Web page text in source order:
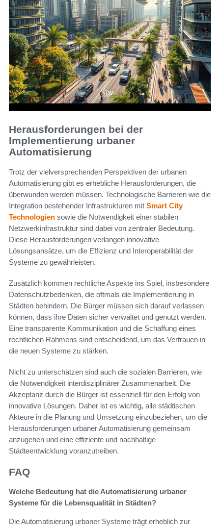
Herausforderungen bei der
Implementierung urbaner
Automatisierung
Trotz der vielversprechenden Perspektiven der urbanen
Automatisierung gibt es erhebliche Herausforderungen, die
überwunden werden müssen. Technologische Barrieren wie die
Integration bestehender Infrastrukturen mit Smart City
Technologien sowie die Notwendigkeit einer stabilen
Netzwerkinfrastruktur sind dabei von zentraler Bedeutung.
Diese Herausforderungen verlangen innovative
Lösungsansätze, um die Effizienz und Interoperabilität der
Systeme zu gewährleisten.
Zusätzlich kommen rechtliche Aspekte ins Spiel, insbesondere
Datenschutzbedenken, die oftmals die Implementierung in
Städten behindern. Die Bürger müssen sich darauf verlassen
können, dass ihre Daten sicher verwaltet und genutzt werden.
Eine transparente Kommunikation und die Schaffung eines
rechtlichen Rahmens sind entscheidend, um das Vertrauen in
die neuen Systeme zu stärken.
Nicht zu unterschätzen sind auch die sozialen Barrieren, wie
die Notwendigkeit interdisziplinärer Zusammenarbeit. Die
Akzeptanz durch die Bürger ist essenziell für den Erfolg von
innovative Lösungen. Daher ist es wichtig, alle städtischen
Akteure in die Planung und Umsetzung einzubeziehen, um die
Herausforderungen urbaner Automatisierung gemeinsam
anzugehen und eine effiziente und nachhaltige
Städteentwicklung voranzutreiben.
FAQ
Welche Bedeutung hat die Automatisierung urbaner
Systeme für die Lebensqualität in Städten?
Die Automatisierung urbaner Systeme trägt erheblich zur